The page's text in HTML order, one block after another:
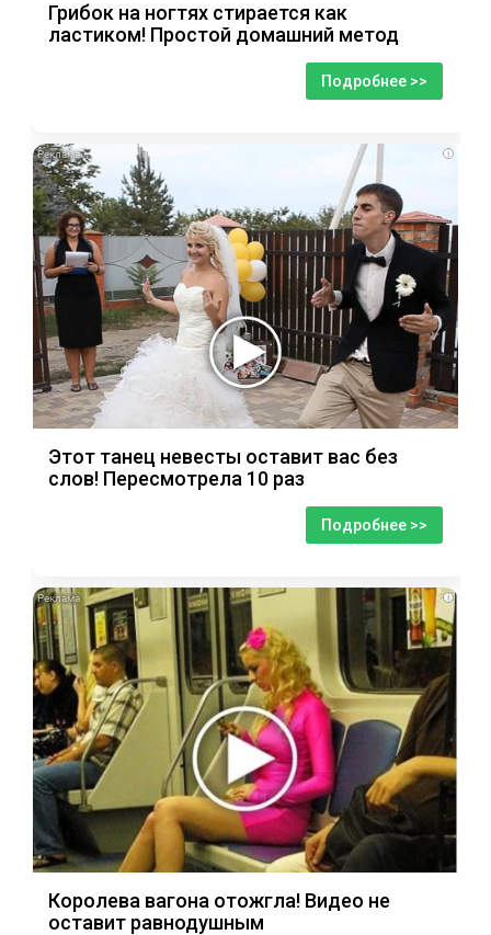
Грибок на ногтях стирается как
ластиком! Простой домашний метод
Подробнее >>
i
Этот танец невесты оставит вас без
слов! Пересмотрела 10 раз
Подробнее >>
i
Королева вагона отожгла! Видео не
оставит равнодушным